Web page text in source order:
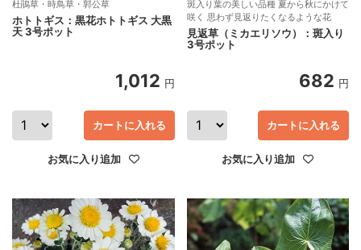
杜鵑草・時鳥草・郭公草
ホトトギス：黒花ホトトギス 大黒
天 3号ポット
1,012 円
カートに入れる
お気に入り追加
斑入り葉の美しい品種 夏から秋にかけて
咲く 思わず見返りたくなるような花
見返草（ミカエリソウ）：斑入り
3号ポット
682 円
カートに入れる
お気に入り追加